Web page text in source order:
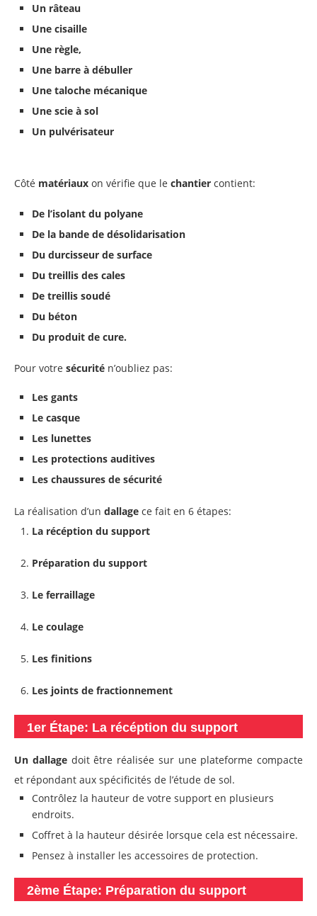
Un râteau
Une cisaille
Une règle,
Une barre à débuller
Une taloche mécanique
Une scie à sol
Un pulvérisateur
Côté matériaux on vérifie que le chantier contient:
De l’isolant du polyane
De la bande de désolidarisation
Du durcisseur de surface
Du treillis des cales
De treillis soudé
Du béton
Du produit de cure.
Pour votre sécurité n’oubliez pas:
Les gants
Le casque
Les lunettes
Les protections auditives
Les chaussures de sécurité
La réalisation d’un dallage ce fait en 6 étapes:
La récéption du support
Préparation du support
Le ferraillage
Le coulage
Les finitions
Les joints de fractionnement
1er Étape: La récéption du support
Un dallage doit être réalisée sur une plateforme compacte
et répondant aux spécificités de l’étude de sol.
Contrôlez la hauteur de votre support en plusieurs
endroits.
Coffret à la hauteur désirée lorsque cela est nécessaire.
Pensez à installer les accessoires de protection.
2ème Étape: Préparation du support